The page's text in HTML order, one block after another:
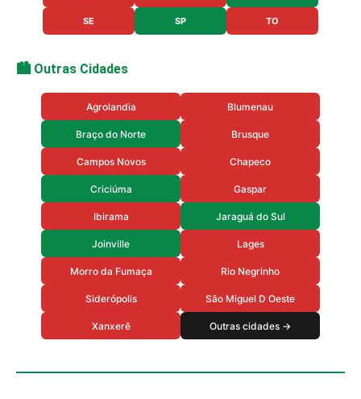
SE SP TO
🏙️ Outras Cidades
Agrolandia Blumenau
Braço do Norte Brusque
Campos Novos Chapeco
Criciúma Gaspar
Ibirama Jaraguá do Sul
Joinville Lages
Morro da Fumaça Rio Negrinho
Siderópolis São Miguel D Oeste
Xanxerê Outras cidades →